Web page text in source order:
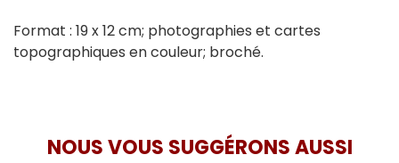
Format : 19 x 12 cm; photographies et cartes
topographiques en couleur; broché.
NOUS VOUS SUGGÉRONS AUSSI